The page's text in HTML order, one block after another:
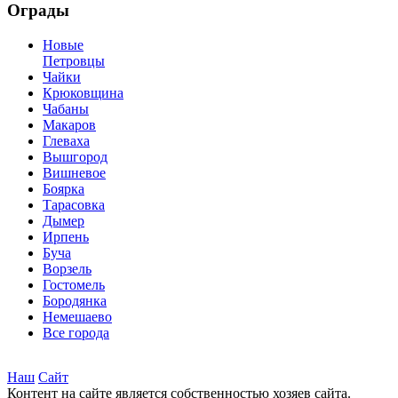
Ограды
Новые
Петровцы
Чайки
Крюковщина
Чабаны
Макаров
Глеваха
Вышгород
Вишневое
Боярка
Тарасовка
Дымер
Ирпень
Буча
Ворзель
Гостомель
Бородянка
Немешаево
Все города
Наш Сайт
Контент на сайте является собственностью хозяев сайта.